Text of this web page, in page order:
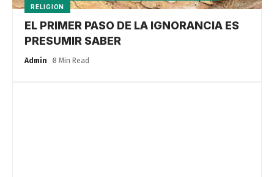
RELIGION
EL PRIMER PASO DE LA IGNORANCIA ES
PRESUMIR SABER
Admin 8 Min Read